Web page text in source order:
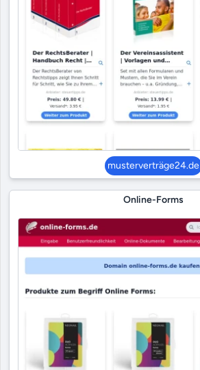
musterverträge24.de
Online-Forms